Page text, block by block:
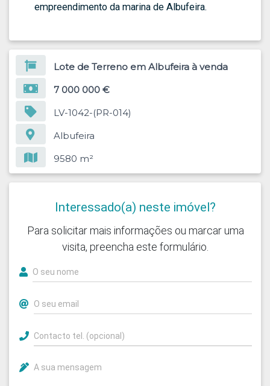
empreendimento da marina de Albufeira.
Lote de Terreno em Albufeira à venda
7 000 000 €
LV-1042-(PR-014)
Albufeira
9580 m²